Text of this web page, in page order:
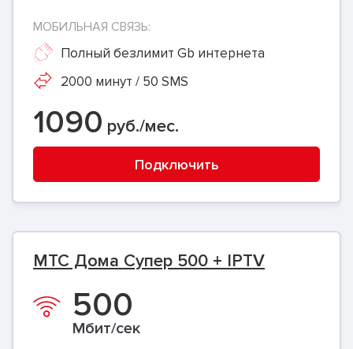
МОБИЛЬНАЯ СВЯЗЬ:
Полный безлимит Gb интернета
2000 минут / 50 SMS
1090 руб./мес.
Подключить
МТС Дома Супер 500 + IPTV
500
Мбит/сек